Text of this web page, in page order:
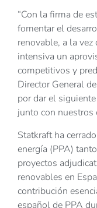
“Con la firma de
fomentar el
renovable, a la
intensiva un
competitivos y
Director General
por dar el
junto con nuestros
Statkraft ha
energía (PPA)
proyectos
renovables en
contribución
español de PPA